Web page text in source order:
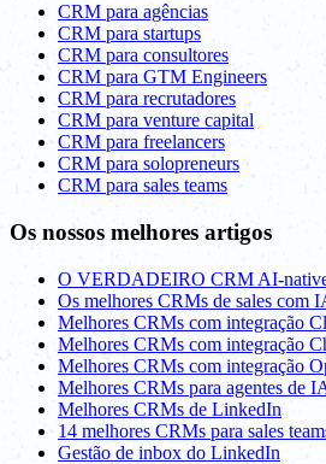
CRM para agências
CRM para startups
CRM para consultores
CRM para GTM Engineers
CRM para recrutadores
CRM para venture capital
CRM para freelancers
CRM para solopreneurs
CRM para sales teams
Os nossos melhores artigos
O VERDADEIRO CRM AI-
Os melhores CRMs de sales com
Melhores CRMs com integração
Melhores CRMs com integração
Melhores CRMs com integração
Melhores CRMs para agentes de
Melhores CRMs de LinkedIn
14 melhores CRMs para sales
Gestão de inbox do LinkedIn